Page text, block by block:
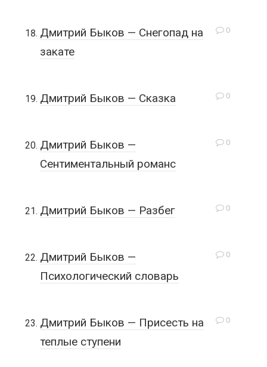
0
Дмитрий Быков — Снегопад на
закате
0
Дмитрий Быков — Сказка
0
Дмитрий Быков —
Сентиментальный романс
0
Дмитрий Быков — Разбег
0
Дмитрий Быков —
Психологический словарь
0
Дмитрий Быков — Присесть на
теплые ступени